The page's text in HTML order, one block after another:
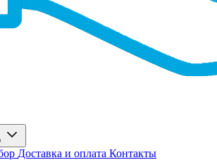
Доставка и оплата Контакты